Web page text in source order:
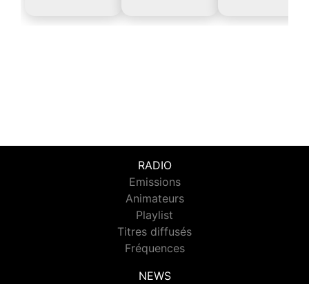
RADIO
Emissions
Animateurs
Playlist
Titres diffusés
Fréquences
NEWS